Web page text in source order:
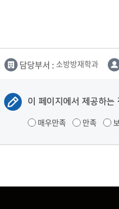
담당부서 : 소방방재학과
이 페이지에서 제공하는
매우만족 만족